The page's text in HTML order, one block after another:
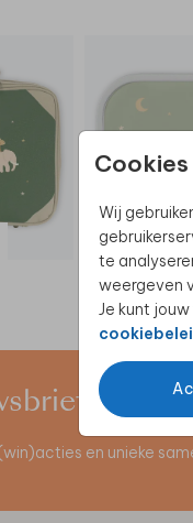
Cookies
Wij
te
weergeven
Je kunt
en unieke